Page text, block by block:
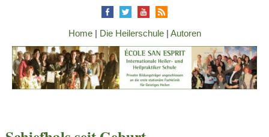
Home| Die Heilerschule| Autoren